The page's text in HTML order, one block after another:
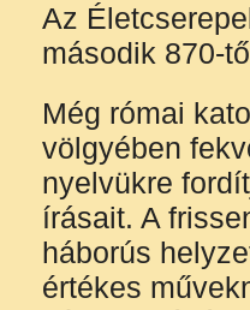
Az
második 870-
Még római
völgyében
nyelvükre
írásait. A
háborús
értékes